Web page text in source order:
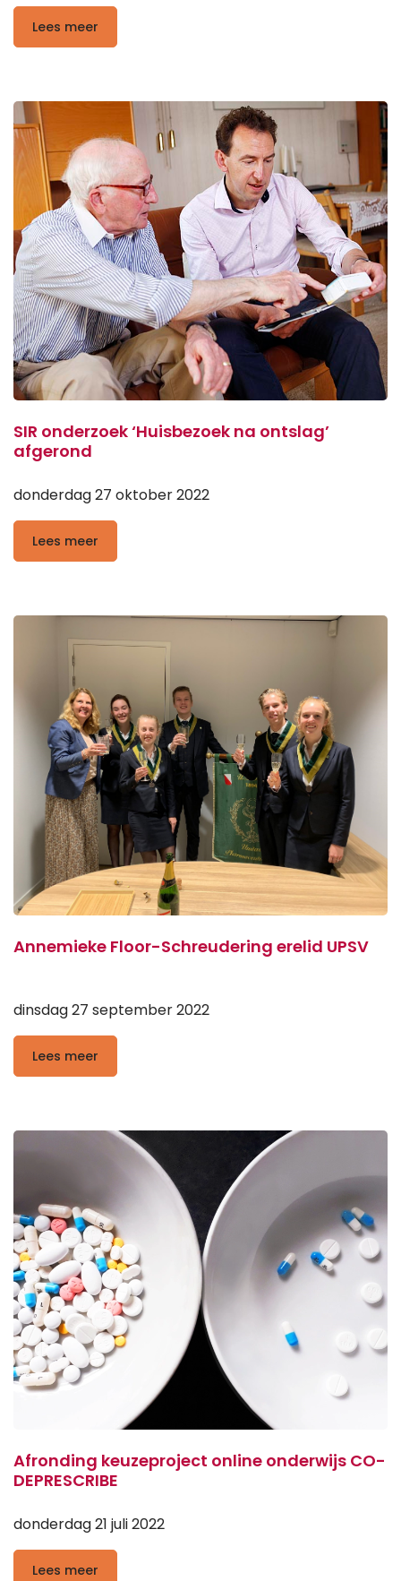
Lees meer
SIR onderzoek ‘Huisbezoek na ontslag’
afgerond
donderdag 27 oktober 2022
Lees meer
Annemieke Floor-Schreudering erelid UPSV
dinsdag 27 september 2022
Lees meer
Afronding keuzeproject online onderwijs CO-
DEPRESCRIBE
donderdag 21 juli 2022
Lees meer